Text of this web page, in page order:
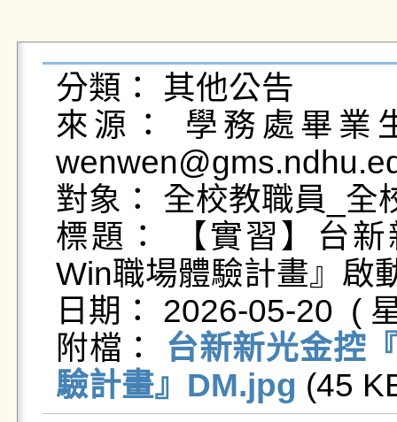
分類： 其他公告
來源： 學務處畢業
對象： 全校教職員_全
標題： 【實習】台
Win職場體驗計畫』啟
日期： 2026-05-20  (
附檔： 台新新光金控
驗計畫』DM.jpg (45